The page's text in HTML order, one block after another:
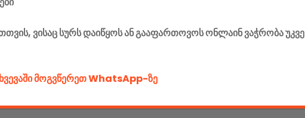
ვისაც სურს დაიწყოს ან გააფართოვოს ონლაინ ვაჭრობა უკვე
მოგვწერეთ WhatsApp-ზე